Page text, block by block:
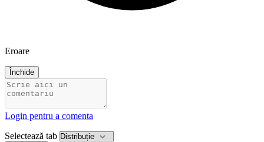
Eroare
Închide
Login pentru a comenta
Selectează tab